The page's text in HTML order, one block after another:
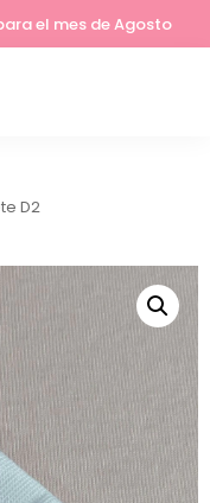
el mes de Agosto
nivel
D2